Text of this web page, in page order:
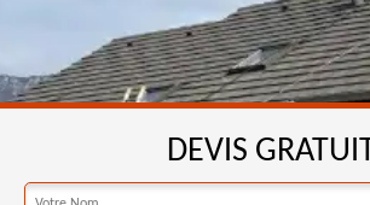
DEVIS GRATUIT